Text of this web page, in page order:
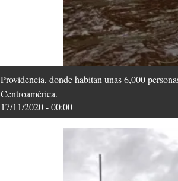
Providencia, donde habitan unas 6,000
Centroamérica.
17/11/2020 - 00:00